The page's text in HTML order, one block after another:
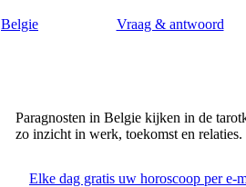
Belgie Vraag & antwoord
Paragnosten in Belgie kijken in de
zo inzicht in werk, toekomst en relaties.
Elke dag gratis uw horoscoop per e-